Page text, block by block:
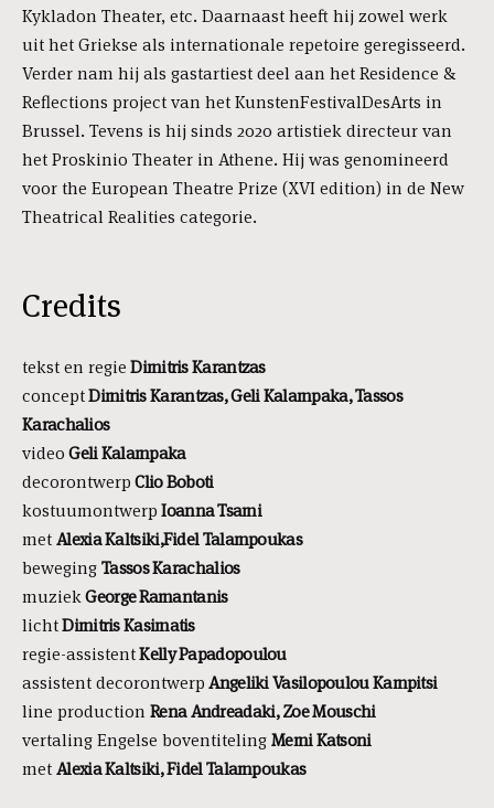
Kykladon Theater, etc. Daarnaast heeft hij zowel werk
uit het Griekse als internationale repetoire geregisseerd.
Verder nam hij als gastartiest deel aan het Residence &
Reflections project van het KunstenFestivalDesArts in
Brussel. Tevens is hij sinds 2020 artistiek directeur van
het Proskinio Theater in Athene. Hij was genomineerd
voor the European Theatre Prize (XVI edition) in de New
Theatrical Realities categorie.
Credits
tekst en regieDimitris Karantzas
conceptDimitris Karantzas, Geli Kalampaka, Tassos
Karachalios
videoGeli Kalampaka
decorontwerpClio Boboti
kostuumontwerpIoanna Tsami
metAlexia Kaltsiki,Fidel Talampoukas
bewegingTassos Karachalios
muziekGeorge Ramantanis
lichtDimitris Kasimatis
regie-assistentKelly Papadopoulou
assistent decorontwerpAngeliki Vasilopoulou Kampitsi
line production Rena Andreadaki, Zoe Mouschi
vertaling Engelse boventitelingMemi Katsoni
metAlexia Kaltsiki,Fidel Talampoukas